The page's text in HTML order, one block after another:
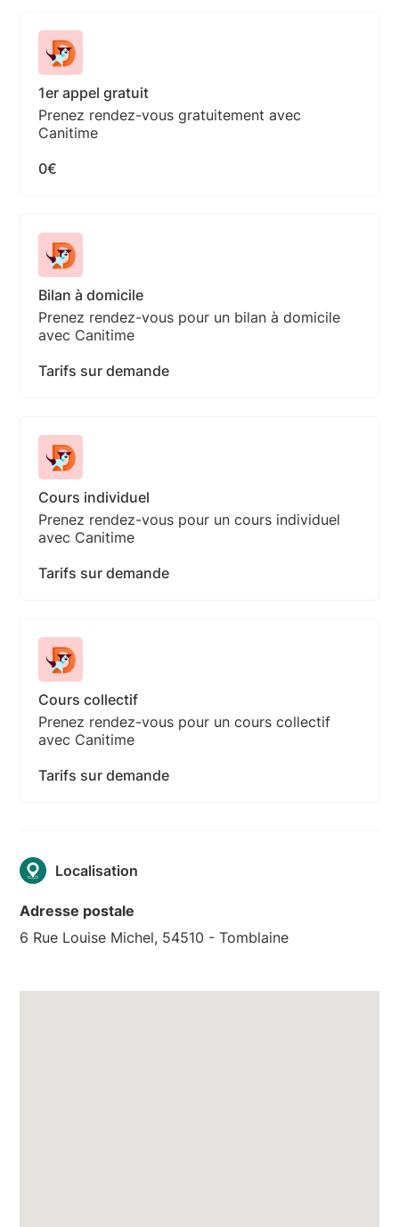
1er appel gratuit
Prenez rendez-vous gratuitement avec
Canitime
0€
Bilan à domicile
Prenez rendez-vous pour un bilan à domicile
avec Canitime
Tarifs sur demande
Cours individuel
Prenez rendez-vous pour un cours individuel
avec Canitime
Tarifs sur demande
Cours collectif
Prenez rendez-vous pour un cours collectif
avec Canitime
Tarifs sur demande
Localisation
Adresse postale
6 Rue Louise Michel, 54510 - Tomblaine